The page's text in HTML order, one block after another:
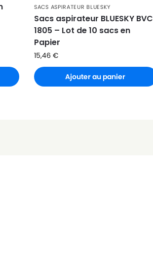
SACS ASPIRATEUR BLUESKY
Sacs aspirateur BLUESKY BVC
1805 – Lot de 10 sacs en
Papier
15,46€
Ajouter au panier